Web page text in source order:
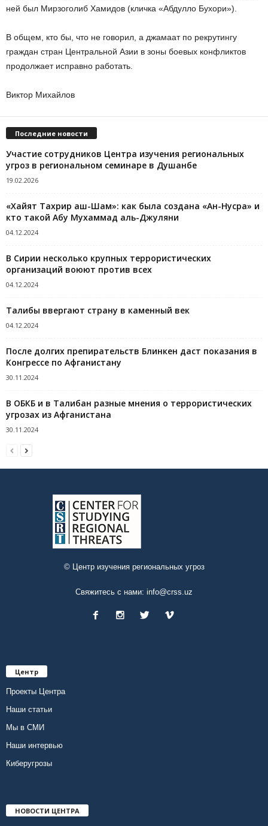
ней был Мирзоголиб Хамидов (кличка «Абдулло Бухори»).
В общем, кто бы, что не говорил, а джамаат по рекрутингу
граждан стран Центральной Азии в зоны боевых конфликтов
продолжает исправно работать.
Виктор Михайлов
Последние новости
Участие сотрудников Центра изучения региональных
угроз в региональном семинаре в Душанбе
19.02.2026
«Хайят Тахрир аш-Шам»: как была создана «Ан-Нусра» и
кто такой Абу Мухаммад аль-Джуляни
04.12.2024
В Сирии несколько крупных террористических
организаций воюют против всех
04.12.2024
Талибы ввергают страну в каменный век
04.12.2024
После долгих препирательств Блинкен даст показания в
Конгрессе по Афганистану
30.11.2024
В ОБКБ и в Талибан разные мнения о террористических
угрозах из Афганистана
30.11.2024
© Центр изучения региональных угроз
Свяжитесь с нами: info@crss.uz
Центр
Проекты Центра
Наши статьи
Мы в СМИ
Наши интервью
Киберугрозы
НОВОСТИ ЦЕНТРА